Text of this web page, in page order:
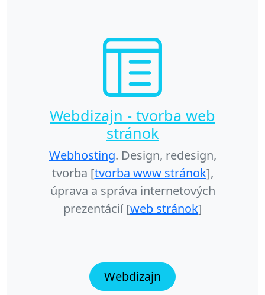
Webdizajn - tvorba web
stránok
Webhosting. Design, redesign,
tvorba [tvorba www stránok],
úprava a správa internetových
prezentácií [web stránok]
Webdizajn